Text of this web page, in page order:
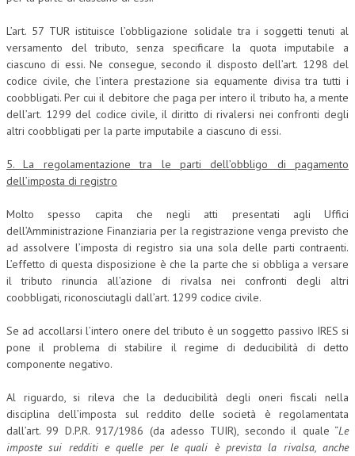
L’art. 57 TUR istituisce l’obbligazione solidale tra i soggetti tenuti al
versamento del tributo, senza specificare la quota imputabile a
ciascuno di essi. Ne consegue, secondo il disposto dell’art. 1298 del
codice civile, che l’intera prestazione sia equamente divisa tra tutti i
coobbligati. Per cui il debitore che paga per intero il tributo ha, a mente
dell’art. 1299 del codice civile, il diritto di rivalersi nei confronti degli
altri coobbligati per la parte imputabile a ciascuno di essi.
5. La regolamentazione tra le parti dell’obbligo di pagamento
dell’imposta di registro
Molto spesso capita che negli atti presentati agli Uffici
dell’Amministrazione Finanziaria per la registrazione venga previsto che
ad assolvere l’imposta di registro sia una sola delle parti contraenti.
L’effetto di questa disposizione è che la parte che si obbliga a versare
il tributo rinuncia all’azione di rivalsa nei confronti degli altri
coobbligati, riconosciutagli dall’art. 1299 codice civile.
Se ad accollarsi l’intero onere del tributo è un soggetto passivo IRES si
pone il problema di stabilire il regime di deducibilità di detto
componente negativo.
Al riguardo, si rileva che la deducibilità degli oneri fiscali nella
disciplina dell’imposta sul reddito delle società è regolamentata
dall’art. 99 D.P.R. 917/1986 (da adesso TUIR), secondo il quale “Le
imposte sui redditi e quelle per le quali è prevista la rivalsa, anche